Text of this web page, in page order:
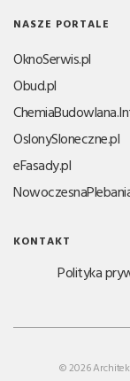
NASZE PORTALE
OknoSerwis.pl
Obud.pl
OslonySloneczne.pl
eFasady.pl
KONTAKT
Polityka
© 2026